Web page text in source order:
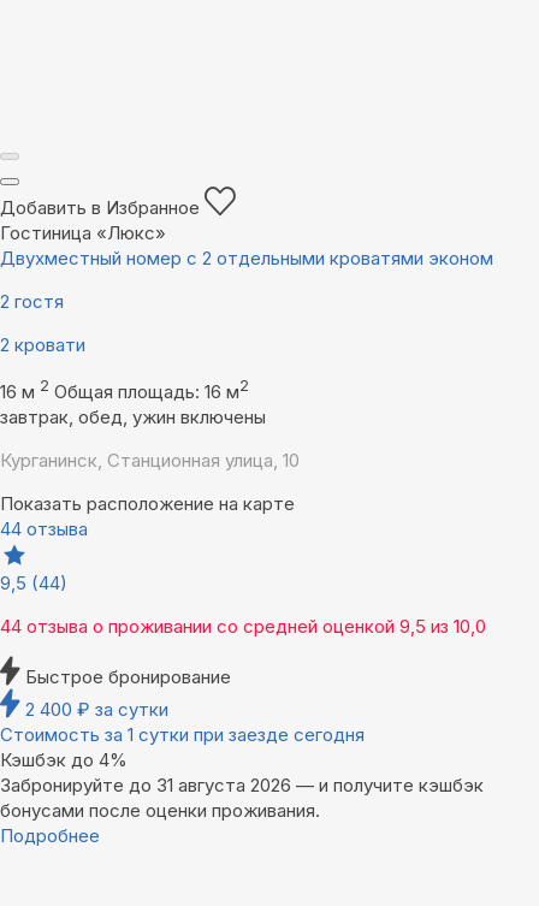
Добавить в Избранное
Гостиница «Люкс»
Двухместный номер с 2 отдельными кроватями эконом
2 гостя
2 кровати
16 м 2 Общая площадь: 16 м2
завтрак, обед, ужин включены
Курганинск, Станционная улица, 10
Показать расположение на карте
44 отзыва
9,5 (44)
44 отзыва о проживании со средней оценкой 9,5 из 10,0
Быстрое бронирование
2 400 ₽ за сутки
Стоимость за 1 сутки при заезде сегодня
Кэшбэк до 4%
Забронируйте до 31 августа 2026 — и получите кэшбэк
бонусами после оценки проживания.
Подробнее